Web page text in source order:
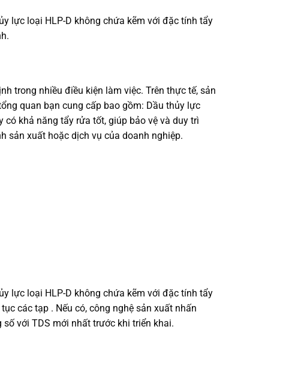
lực loại HLP-D không chứa kẽm với đặc tính tẩy
trong nhiều điều kiện làm việc. Trên thực tế, sản
quan bạn cung cấp bao gồm: Dầu thủy lực
khả năng tẩy rửa tốt, giúp bảo vệ và duy trì
sản xuất hoặc dịch vụ của doanh nghiệp.
lực loại HLP-D không chứa kẽm với đặc tính tẩy
các tạp . Nếu có, công nghệ sản xuất nhấn
với TDS mới nhất trước khi triển khai.